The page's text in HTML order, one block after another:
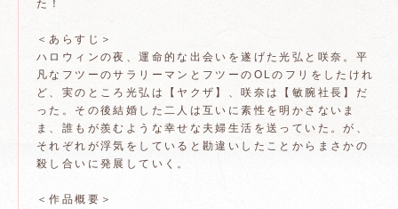
た！
＜あらすじ＞
ハロウィンの夜、運命的な出会いを遂げた光弘と咲奈。平
凡なフツーのサラリーマンとフツーのOLのフリをしたけれ
ど、実のところ光弘は【ヤクザ】、咲奈は【敏腕社長】だ
った。その後結婚した二人は互いに素性を明かさないま
ま、誰もが羨むような幸せな夫婦生活を送っていた。が、
それぞれが浮気をしていると勘違いしたことからまさかの
殺し合いに発展していく。
＜作品概要＞